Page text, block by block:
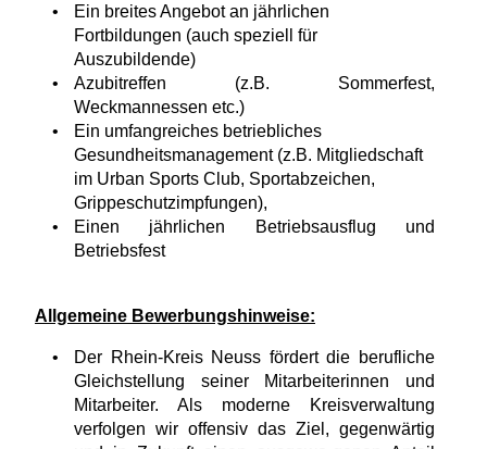
Ein breites Angebot an jährlichen
Fortbildungen (auch speziell für
Auszubildende)
Azubitreffen (z.B. Sommerfest,
Weckmannessen etc.)
Ein umfangreiches betriebliches
Gesundheitsmanagement (z.B. Mitgliedschaft
im Urban Sports Club, Sportabzeichen,
Grippeschutzimpfungen),
Einen jährlichen Betriebsausflug und
Betriebsfest
Allgemeine Bewerbungshinweise:
Der Rhein-Kreis Neuss fördert die berufliche
Gleichstellung seiner Mitarbeiterinnen und
Mitarbeiter. Als moderne Kreisverwaltung
verfolgen wir offensiv das Ziel, gegenwärtig